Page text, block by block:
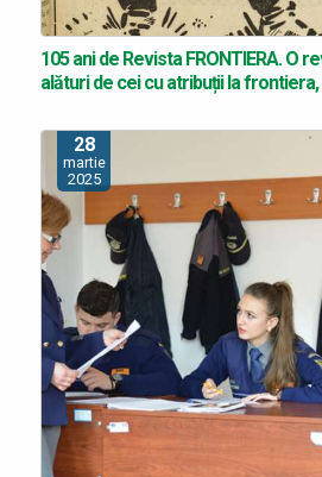
105 ani de Revista FRONTIERA. O
alături de cei cu atribuții la
28
martie
2025